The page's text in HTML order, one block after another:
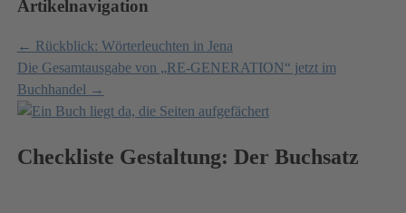
Artikelnavigation
← Rückblick: Wörterleuchten in Jena
Die Gesamtausgabe von „RE-GENERATION“ jetzt im
Buchhandel →
Checkliste Gestaltung: Der Buchsatz